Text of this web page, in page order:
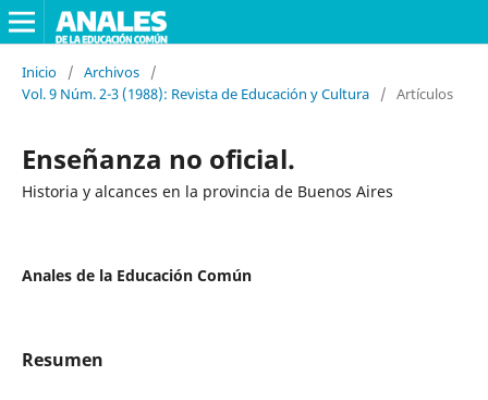
Inicio / Archivos
/
Vol. 9 Núm. 2-3 (1988): Revista de Educación y Cultura
/ Artículos
Enseñanza no oficial.
Historia y alcances en la provincia de Buenos Aires
Anales de la Educación Común
Resumen